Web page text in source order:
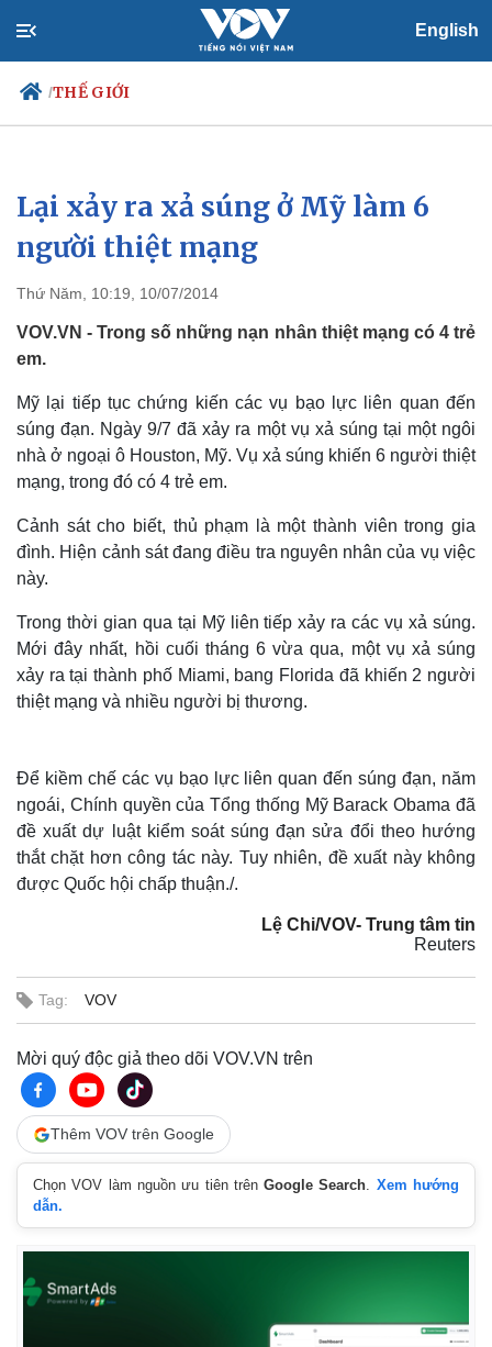
English
/THẾ GIỚI
Chính trị
Tổ chức nhân sự
Nhận diện sự thật
Xã hội
Việc làm
Lại xảy ra xả súng ở Mỹ làm 6
người thiệt mạng
Thứ Năm, 10:19, 10/07/2014
VOV.VN - Trong số những nạn nhân thiệt mạng có 4 trẻ
em.
Mỹ lại tiếp tục chứng kiến các vụ bạo lực liên quan đến
súng đạn. Ngày 9/7 đã xảy ra một vụ xả súng tại một ngôi
nhà ở ngoại ô Houston, Mỹ. Vụ xả súng khiến 6 người thiệt
mạng, trong đó có 4 trẻ em.
Cảnh sát cho biết, thủ phạm là một thành viên trong gia
đình. Hiện cảnh sát đang điều tra nguyên nhân của vụ việc
này.
Trong thời gian qua tại Mỹ liên tiếp xảy ra các vụ xả súng.
Mới đây nhất, hồi cuối tháng 6 vừa qua, một vụ xả súng
xảy ra tại thành phố Miami, bang Florida đã khiến 2 người
thiệt mạng và nhiều người bị thương.
Để kiềm chế các vụ bạo lực liên quan đến súng đạn, năm
ngoái, Chính quyền của Tổng thống Mỹ Barack Obama đã
đề xuất dự luật kiểm soát súng đạn sửa đổi theo hướng
thắt chặt hơn công tác này. Tuy nhiên, đề xuất này không
được Quốc hội chấp thuận./.
Lệ Chi/VOV- Trung tâm tin
Reuters
Tag: VOV
Mời quý độc giả theo dõi VOV.VN trên
Thêm VOV trên Google
Chọn VOV làm nguồn ưu tiên trênGoogle Search. Xem hướng
dẫn.